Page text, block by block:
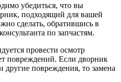
убедиться, что вы
подходящий для вашей
сделать, обратившись в
по запчастям.
провести осмотр
повреждений. Если дворник
другие повреждения, то замена